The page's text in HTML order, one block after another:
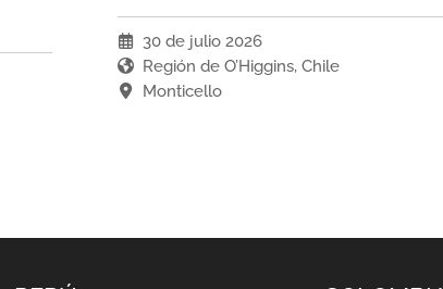
30 de julio 2026
Región de O’Higgins, Chile
Monticello